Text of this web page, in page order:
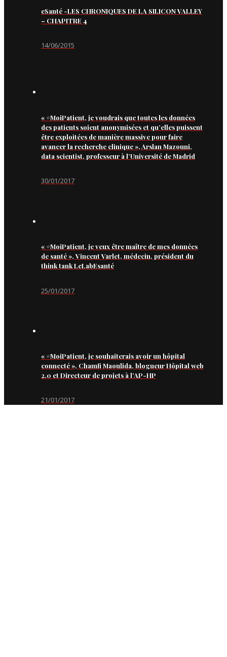
eSanté -LES CHRONIQUES DE LA SILICON VALLEY
– CHAPITRE 4
14/06/2015
« #MoiPatient, je voudrais que toutes les données
des patients soient anonymisées et qu’elles puissent
être exploitées de manière massive pour faire
avancer la recherche clinique », Arslan Mazouni,
data scientist, professeur à l’Université de Madrid
30/01/2017
« #MoiPatient, je veux être maître de mes données
de santé », Vincent Varlet, médecin, président du
think tank LeLabEsanté
25/01/2017
« #MoiPatient, je souhaiterais avoir un hôpital
connecté », Chamfi Maoulida, blogueur Hôpital web
2.0 et Directeur de projets à l’AP-HP
21/01/2017